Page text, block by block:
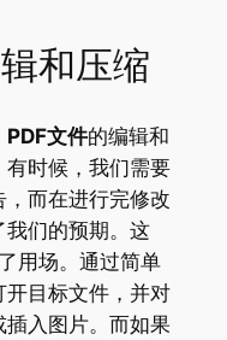
和压缩
PDF文件的编辑和
时候，我们需要
而在进行完修改
我们的预期。这
用场。通过简单
目标文件，并对
入图片。而如果